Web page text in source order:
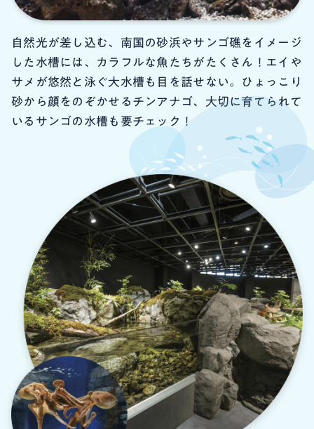
自然光が差し込む、南国の砂浜やサンゴ礁をイメージ
した水槽には、カラフルな魚たちがたくさん！エイや
サメが悠然と泳ぐ大水槽も目を話せない。ひょっこり
砂から顔をのぞかせるチンアナゴ、大切に育てられて
いるサンゴの水槽も要チェック！